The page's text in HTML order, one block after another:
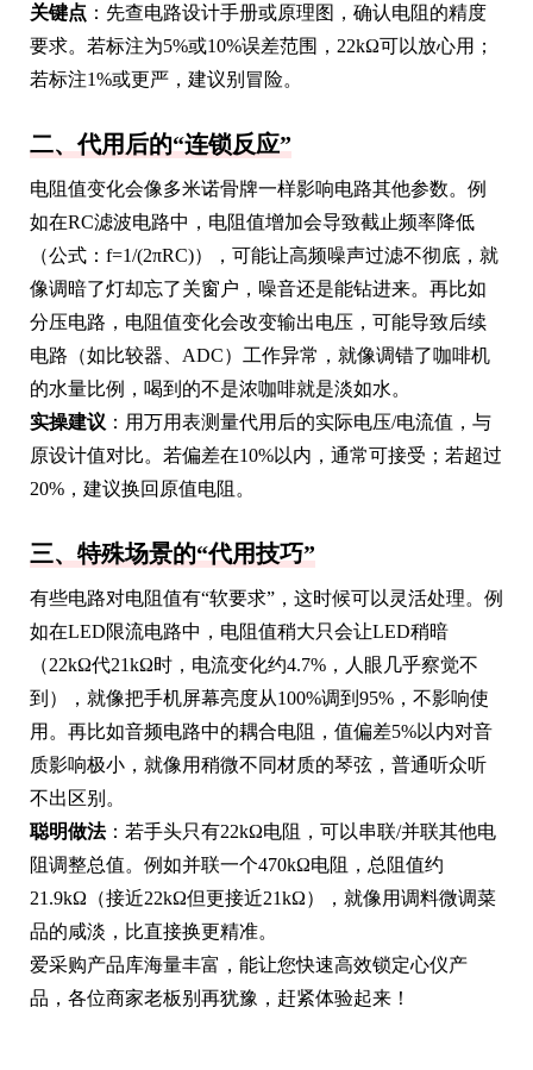
关键点 ：先查电路设计手册或原理图，确认电阻的精度
要求。若标注为5%或10%误差范围，22kΩ可以放心用；
若标注1%或更严，建议别冒险。
二、代用后的“连锁反应”
电阻值变化会像多米诺骨牌一样影响电路其他参数。例
如在RC滤波电路中，电阻值增加会导致截止频率降低
（公式：f=1/(2πRC)），可能让高频噪声过滤不彻底，就
像调暗了灯却忘了关窗户，噪音还是能钻进来。再比如
分压电路，电阻值变化会改变输出电压，可能导致后续
电路（如比较器、ADC）工作异常，就像调错了咖啡机
的水量比例，喝到的不是浓咖啡就是淡如水。
实操建议 ：用万用表测量代用后的实际电压/电流值，与
原设计值对比。若偏差在10%以内，通常可接受；若超过
20%，建议换回原值电阻。
三、特殊场景的“代用技巧”
有些电路对电阻值有“软要求”，这时候可以灵活处理。例
如在LED限流电路中，电阻值稍大只会让LED稍暗
（22kΩ代21kΩ时，电流变化约4.7%，人眼几乎察觉不
到），就像把手机屏幕亮度从100%调到95%，不影响使
用。再比如音频电路中的耦合电阻，值偏差5%以内对音
质影响极小，就像用稍微不同材质的琴弦，普通听众听
不出区别。
聪明做法：若手头只有22kΩ电阻，可以串联/并联其他电
阻调整总值。例如并联一个470kΩ电阻，总阻值约
21.9kΩ（接近22kΩ但更接近21kΩ），就像用调料微调菜
品的咸淡，比直接换更精准。
爱采购产品库海量丰富，能让您快速高效锁定心仪产
品，各位商家老板别再犹豫，赶紧体验起来！